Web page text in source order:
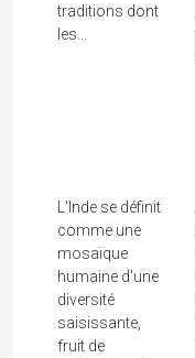
traditions dont
les...
L'Inde se définit
comme une
mosaïque
humaine d'une
diversité
saisissante,
fruit de